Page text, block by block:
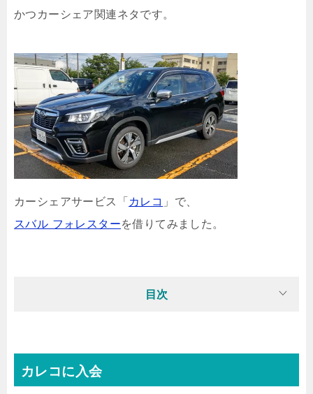
かつカーシェア関連ネタです。
カーシェアサービス「カレコ 」で、
スバル フォレスターを借りてみました。
目次
カレコに入会